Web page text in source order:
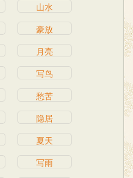
山水
豪放
月亮
写鸟
愁苦
隐居
夏天
写雨